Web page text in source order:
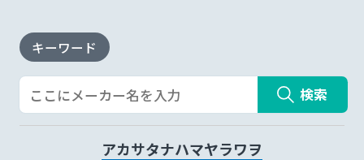
キーワード
検索
アカサタナハマヤラワヲ